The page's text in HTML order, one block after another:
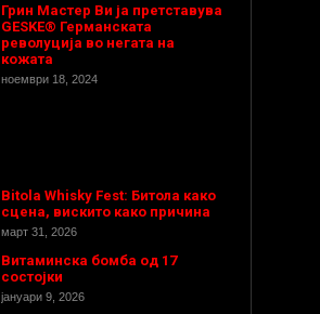
Грин Мастер Ви ја претставува
GESKE® Германската
револуција во негата на
кожата
ноември 18, 2024
Bitola Whisky Fest: Битола како
сцена, вискито како причина
март 31, 2026
Витаминска бомба од 17
состојки
јануари 9, 2026